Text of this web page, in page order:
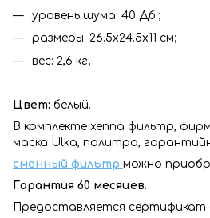
уровень шума: 40 Дб.;
размеры: 26.5х24.5х11 см;
вес: 2,6 кг;
Цвет: белый.
В комплекте хеппа фильтр,
маска Ulka, палитра,
сменный фильтр можно
Гарантия 60 месяцев.
Предоставляется